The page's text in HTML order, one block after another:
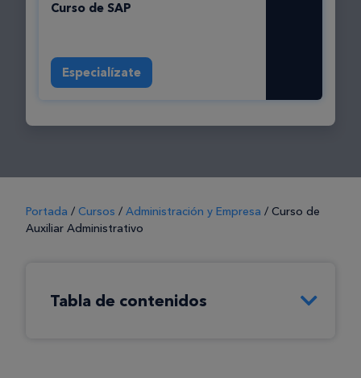
Curso de SAP
Especialízate
Portada / Cursos / Administración y Empresa / Curso de
Auxiliar Administrativo
Tabla de contenidos